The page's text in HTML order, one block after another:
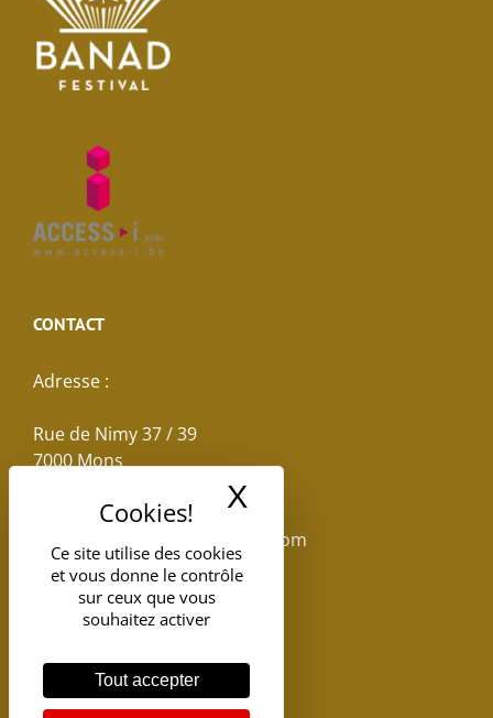
Ce site utilise des cookies
et vous donne le contrôle
sur ceux que vous
souhaitez activer
Tout accepter
X
CONTACT
Adresse :
Rue de Nimy 37 / 39
7000 Mons
reservations.losseau@gmail.com
Tel: +32(0)65.398.880